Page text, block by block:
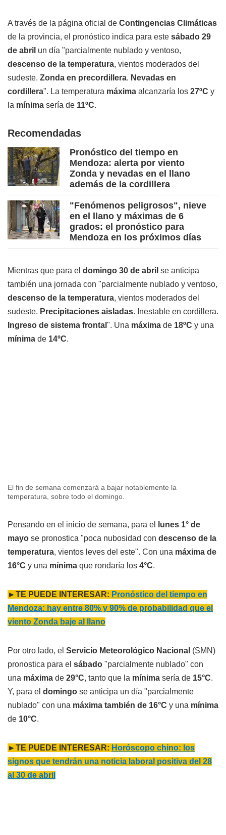
A través de la página oficial de Contingencias Climáticas
de la provincia, el pronóstico indica para este sábado 29
de abril un día "parcialmente nublado y ventoso,
descenso de la temperatura, vientos moderados del
sudeste. Zonda en precordillera. Nevadas en
cordillera". La temperatura máxima alcanzaría los 27ºC y
la mínima sería de 11ºC.
Recomendadas
Pronóstico del tiempo en
Mendoza: alerta por viento
Zonda y nevadas en el llano
además de la cordillera
"Fenómenos peligrosos", nieve
en el llano y máximas de 6
grados: el pronóstico para
Mendoza en los próximos días
Mientras que para el domingo 30 de abril se anticipa
también una jornada con "parcialmente nublado y ventoso,
descenso de la temperatura, vientos moderados del
sudeste. Precipitaciones aisladas. Inestable en cordillera.
Ingreso de sistema frontal ". Una máxima de 18ºC y una
mínima de 14ºC.
El fin de semana comenzará a bajar notablemente la
temperatura, sobre todo el domingo.
Pensando en el inicio de semana, para el
lunes 1° de
mayo se pronostica "poca nubosidad con descenso de la
temperatura, vientos leves del este". Con una máxima de
16°C y una mínima que rondaría los 4°C.
►TE PUEDE INTERESAR: Pronóstico del tiempo en
Mendoza: hay entre 80% y 90% de probabilidad que el
viento Zonda baje al llano
Por otro lado, el Servicio Meteorológico Nacional (SMN)
pronostica para el sábado "parcialmente nublado" con
una máxima de 29°C, tanto que la mínima sería de 15°C.
Y, para el domingo se anticipa un día "parcialmente
nublado" con una máxima también de 16°C y una mínima
de 10°C.
►TE PUEDE INTERESAR: Horóscopo chino: los
signos que tendrán una noticia laboral positiva del 28
al 30 de abril